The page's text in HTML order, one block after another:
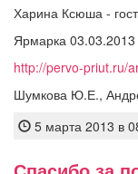
Харина Ксюша -
Ярмарка 03.03.2013
http://pervo-priut.ru/
Шумкова Ю.Е.,
5 марта 2013 в